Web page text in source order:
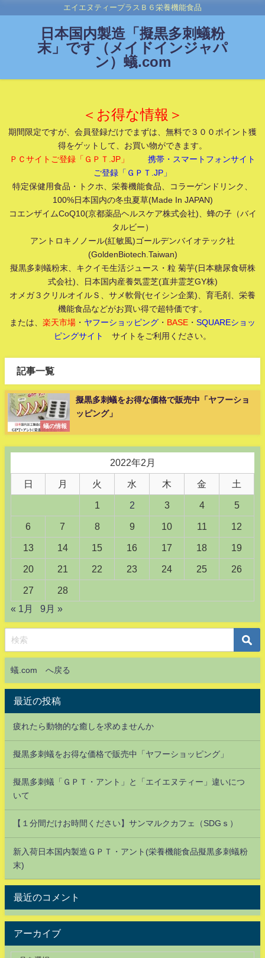
エイエヌティープラスＢ６栄養機能食品
日本国内製造「擬黒多刺蟻粉
末」です（メイドインジャパ
ン）蟻.com
＜お得な情報＞
期間限定ですが、会員登録だけでまずは、無料で３００ポイント獲
得をゲットして、お買い物ができます。
ＰＣサイトご登録「ＧＰＴ.JP」
携帯・スマートフォンサイト
ご登録「ＧＰＴ.JP」
特定保健用食品・トクホ、栄養機能食品、コラーゲンドリンク、
100%日本国内の冬虫夏草(Made In JAPAN)
コエンザイムCoQ10(京都薬品ヘルスケア株式会社)、蜂の子（バイ
タルビー）
アントロキノノール(紅敏風)ゴールデンバイオテック社
(GoldenBiotech.Taiwan)
擬黒多刺蟻粉末、キクイモ生活ジュース・粒 菊芋(日本糖尿食研株
式会社)、日本国内産養気霊芝(直井霊芝GY株)
オメガ３クリルオイルＳ、サメ軟骨(セイシン企業)、育毛剤、栄養
機能食品などがお買い得で超特価です。
または、 楽天市場 ・ ヤフーショッピング ・ BASE ・ SQUAREショッ
ピングサイト
サイトをご利用ください。
記事一覧
蟻の情報
擬黒多刺蟻をお得な価格で販売中「ヤフーショ
ッピング」
2022年2月
日 月 火 水 木 金 土
1 2 3 4 5
6 7 8 9 10 11 12
13 14 15 16 17 18 19
20 21 22 23 24 25 26
27
28
« 1月
9月 »
蟻.com へ戻る
最近の投稿
疲れたら動物的な癒しを求めませんか
擬黒多刺蟻をお得な価格で販売中「ヤフーショッピング」
擬黒多刺蟻「ＧＰＴ・アント」と「エイエヌティー」違いにつ
いて
【１分間だけお時間ください】サンマルクカフェ（SDGｓ）
新入荷日本国内製造ＧＰＴ・アント(栄養機能食品擬黒多刺蟻粉
末)
最近のコメント
アーカイブ